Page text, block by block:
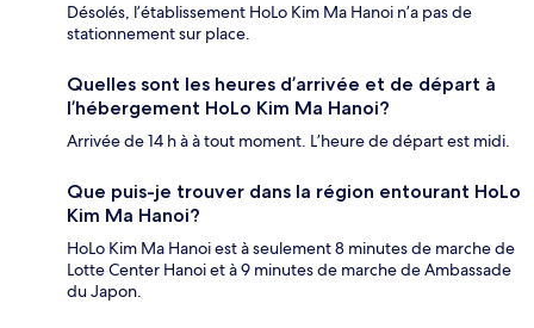
Désolés, l’établissement HoLo Kim Ma Hanoi n’a pas de
stationnement sur place.
Quelles sont les heures d’arrivée et de départ à
l’hébergement HoLo Kim Ma Hanoi?
Arrivée de 14 h à à tout moment. L’heure de départ est midi.
Que puis-je trouver dans la région entourant HoLo
Kim Ma Hanoi?
HoLo Kim Ma Hanoi est à seulement 8 minutes de marche de
Lotte Center Hanoi et à 9 minutes de marche de Ambassade
du Japon.